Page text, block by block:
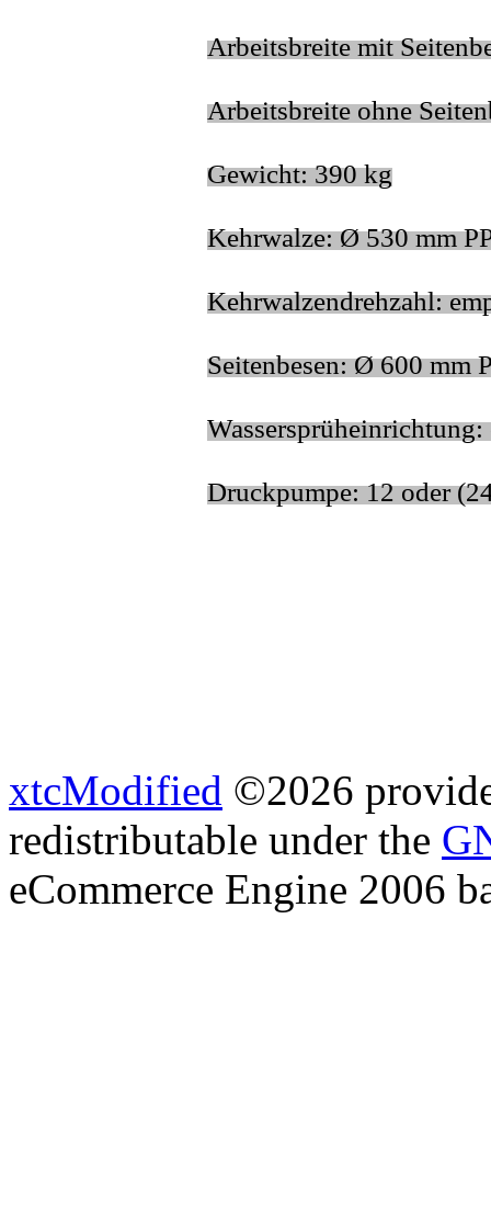
Arbeitsbreite mit
Arbeitsbreite ohne
Gewicht: 390 kg
Kehrwalze: Ø 530 mm
Kehrwalzendrehzahl:
Seitenbesen: Ø 600 mm
Druckpumpe: 12 oder
xtcModified ©2026
redistributable under the
eCommerce Engine 2006